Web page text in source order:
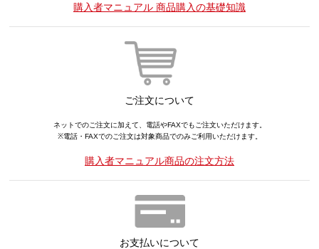
購入者マニュアル 商品購入の基礎知識
ご注文について
ネットでのご注文に加えて、電話やFAXでもご注文いただけます。
※電話・FAXでのご注文は対象商品でのみご利用いただけます。
購入者マニュアル商品の注文方法
お支払いについて